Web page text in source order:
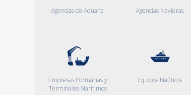
Agencias de Aduana Agencias Navieras
Empresas Portuarias y
Terminales Marítimos
Equipos Naúticos